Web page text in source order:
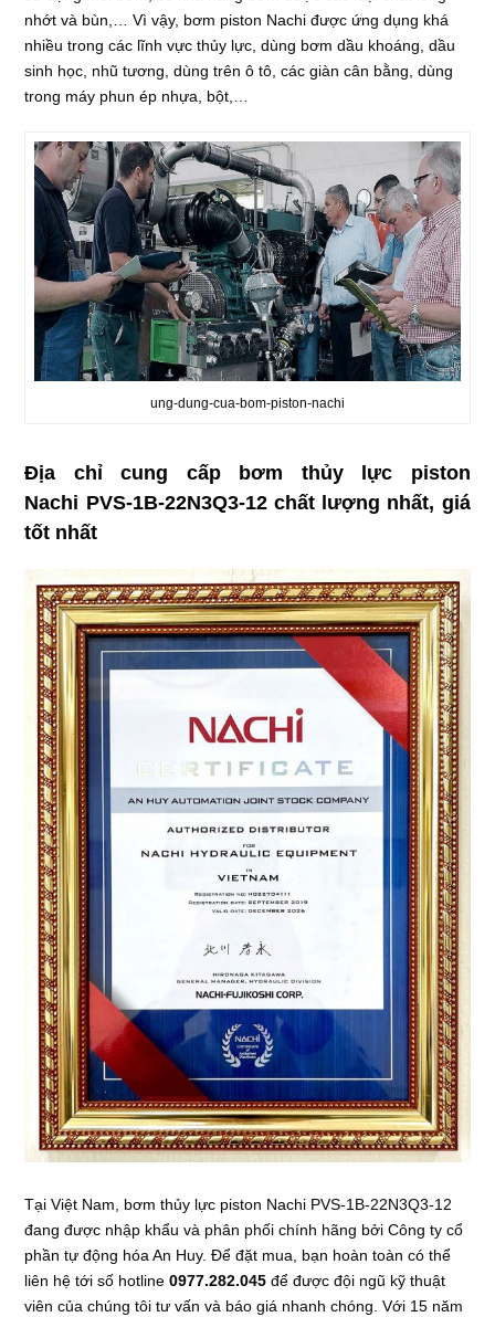
nhớt và bùn,… Vì vậy, bơm piston Nachi được ứng dụng khá
nhiều trong các lĩnh vực thủy lực, dùng bơm dầu khoáng, dầu
sinh học, nhũ tương, dùng trên ô tô, các giàn cân bằng, dùng
trong máy phun ép nhựa, bột,…
ung-dung-cua-bom-piston-nachi
Địa chỉ cung cấp bơm thủy lực piston
Nachi PVS-1B-22N3Q3-12 chất lượng nhất, giá
tốt nhất
Tại Việt Nam, bơm thủy lực piston Nachi PVS-1B-22N3Q3-12
đang được nhập khẩu và phân phối chính hãng bởi Công ty cổ
phần tự động hóa An Huy. Để đặt mua, bạn hoàn toàn có thể
liên hệ tới số hotline0977.282.045để được đội ngũ kỹ thuật
viên của chúng tôi tư vấn và báo giá nhanh chóng. Với 15 năm